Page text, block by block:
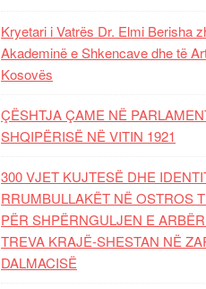
Kryetari i Vatrës Dr. Elmi Berisha
Akademinë e Shkencave dhe të
Kosovës
ÇËSHTJA ÇAME NË
SHQIPËRISË NË VITIN 1921
300 VJET KUJTESË DHE
RRUMBULLAKËT NË OSTROS
PËR SHPËRNGULJEN E
TREVA KRAJË-SHESTAN NË
DALMACISË